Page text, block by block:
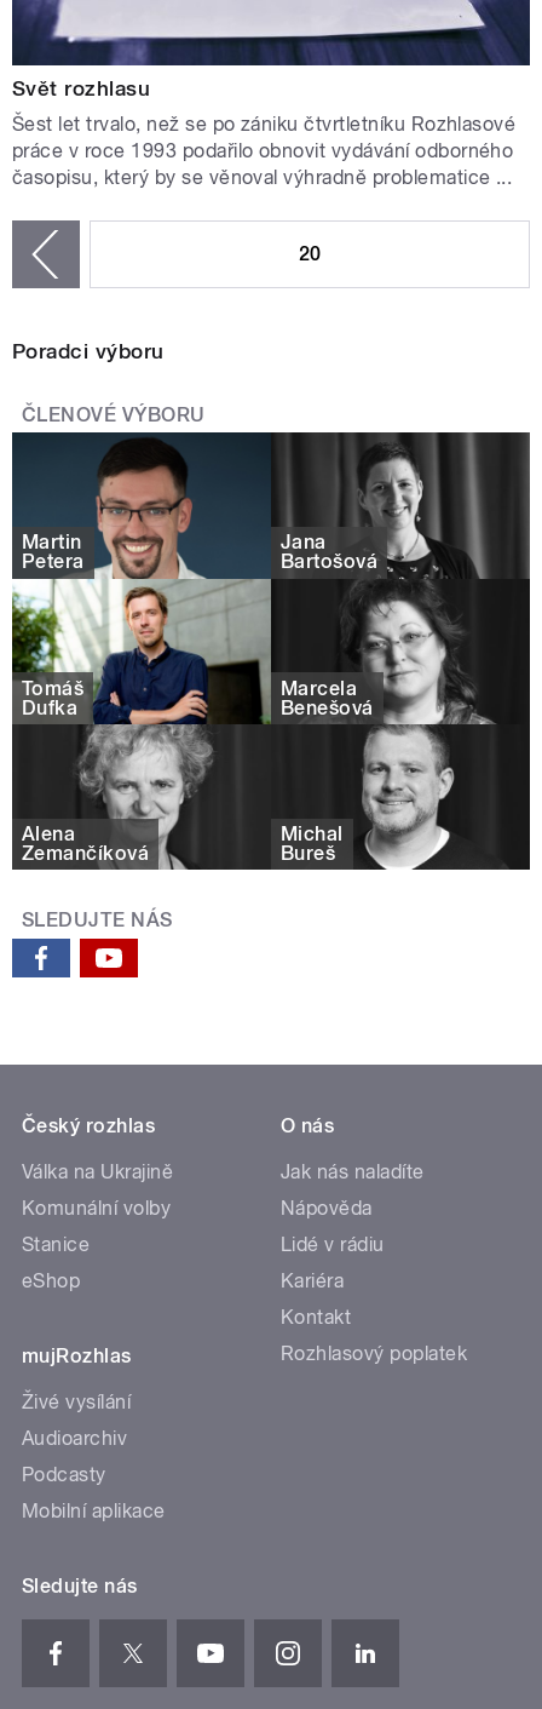
Svět rozhlasu
Šest let trvalo, než se po zániku čtvrtletníku Rozhlasové
práce v roce 1993 podařilo obnovit vydávání odborného
časopisu, který by se věnoval výhradně problematice ...
20
Poradci výboru
ČLENOVÉ VÝBORU
Martin
Petera
Jana
Bartošová
Tomáš
Dufka
Marcela
Benešová
Alena
Zemančíková
Michal
Bureš
SLEDUJTE NÁS
Český rozhlas
Válka na Ukrajině
Komunální volby
Stanice
eShop
mujRozhlas
Živé vysílání
Audioarchiv
Podcasty
Mobilní aplikace
O nás
Jak nás naladíte
Nápověda
Lidé v rádiu
Kariéra
Kontakt
Rozhlasový poplatek
Sledujte nás